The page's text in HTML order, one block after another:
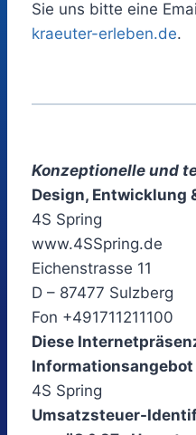
Sie uns bitte eine
kraeuter-erleben.de.
Konzeptionelle und
Design, Entwicklung
4S Spring
www.4SSpring.de
Eichenstrasse 11
D – 87477 Sulzberg
Fon +491711211100
Diese
Informationsangebot
4S Spring
Umsatzsteuer-